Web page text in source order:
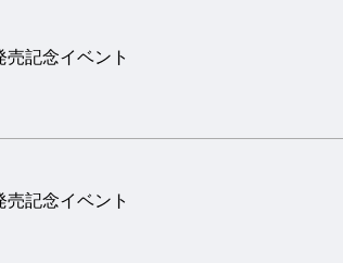
売記念イベント
売記念イベント